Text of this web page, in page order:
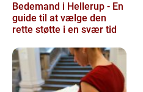
Bedemand i Hellerup - En
guide til at vælge den
rette støtte i en svær tid